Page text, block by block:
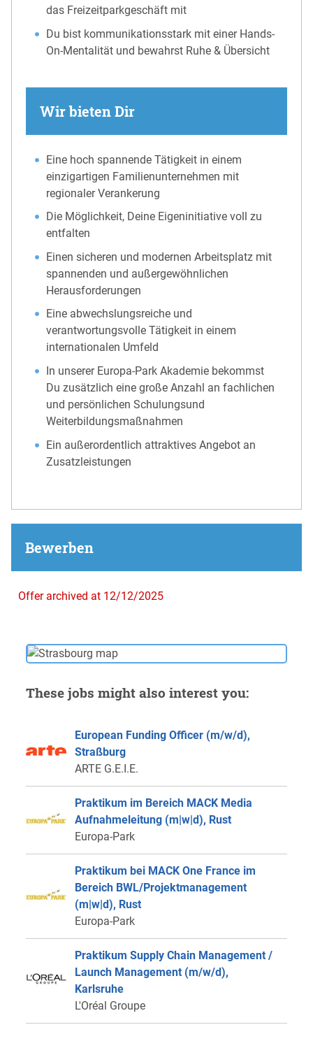
das Freizeitparkgeschäft mit
Du bist kommunikationsstark mit einer Hands-
On-Mentalität und bewahrst Ruhe & Übersicht
Wir bieten Dir
Eine hoch spannende Tätigkeit in einem
einzigartigen Familienunternehmen mit
regionaler Verankerung
Die Möglichkeit, Deine Eigeninitiative voll zu
entfalten
Einen sicheren und modernen Arbeitsplatz mit
spannenden und außergewöhnlichen
Herausforderungen
Eine abwechslungsreiche und
verantwortungsvolle Tätigkeit in einem
internationalen Umfeld
In unserer Europa-Park Akademie bekommst
Du zusätzlich eine große Anzahl an fachlichen
und persönlichen Schulungsund
Weiterbildungsmaßnahmen
Ein außerordentlich attraktives Angebot an
Zusatzleistungen
Bewerben
Offer archived at 12/12/2025
These jobs might also interest you:
European Funding Officer (m/w/d),
Straßburg
ARTE G.E.I.E.
Praktikum im Bereich MACK Media
Aufnahmeleitung (m|w|d), Rust
Europa-Park
Praktikum bei MACK One France im
Bereich BWL/Projektmanagement
(m|w|d), Rust
Europa-Park
Praktikum Supply Chain Management /
Launch Management (m/w/d),
Karlsruhe
L'Oréal Groupe